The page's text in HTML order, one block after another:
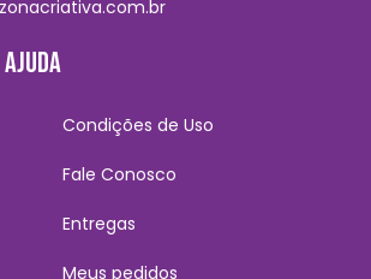
Condições de Uso
Fale Conosco
Entregas
Meus pedidos